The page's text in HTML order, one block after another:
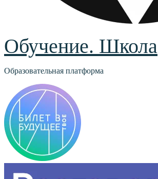
Обучение. Школа
Образовательная платформа